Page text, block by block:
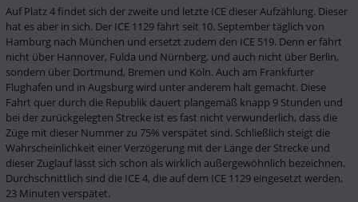
Auf Platz 4 findet sich der zweite und letzte ICE dieser Aufzählung. Dieser
hat es aber in sich. Der ICE 1129 fährt seit 10. September täglich von
Hamburg nach München und ersetzt zudem den ICE 519. Denn er fährt
nicht über Hannover, Fulda und Nürnberg, und auch nicht über Berlin,
sondern über Dortmund, Bremen und Köln. Auch am Frankfurter
Flughafen und in Augsburg wird unter anderem halt gemacht. Diese
Fahrt quer durch die Republik dauert plangemäß knapp 9 Stunden und
bei der zurückgelegten Strecke ist es fast nicht verwunderlich, dass die
Züge mit dieser Nummer zu 75% verspätet sind. Schließlich steigt die
Wahrscheinlichkeit einer Verzögerung mit der Länge der Strecke und
dieser Zuglauf lässt sich schon als wirklich außergewöhnlich bezeichnen.
Durchschnittlich sind die ICE 4, die auf dem ICE 1129 eingesetzt werden,
23 Minuten verspätet.